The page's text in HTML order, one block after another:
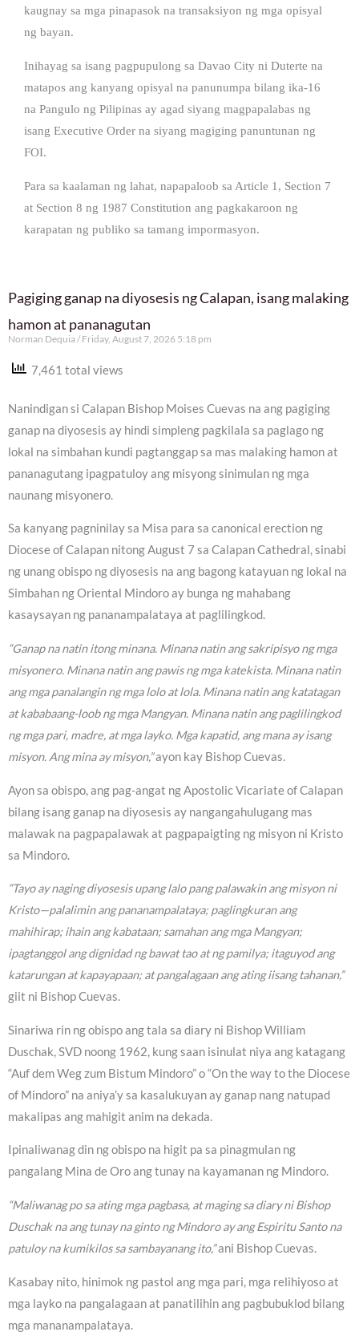
kaugnay sa mga pinapasok na transaksiyon ng mga opisyal
ng bayan.
Inihayag sa isang pagpupulong sa Davao City ni Duterte na
matapos ang kanyang opisyal na panunumpa bilang ika-16
na Pangulo ng Pilipinas ay agad siyang magpapalabas ng
isang Executive Order na siyang magiging panuntunan ng
FOI.
Para sa kaalaman ng lahat, napapaloob sa Article 1, Section 7
at Section 8 ng 1987 Constitution ang pagkakaroon ng
karapatan ng publiko sa tamang impormasyon.
Pagiging ganap na diyosesis ng Calapan, isang malaking
hamon at pananagutan
Norman Dequia Friday, August 7, 2026 5:18 pm
7,461 total views
Nanindigan si Calapan Bishop Moises Cuevas na ang pagiging
ganap na diyosesis ay hindi simpleng pagkilala sa paglago ng
lokal na simbahan kundi pagtanggap sa mas malaking hamon at
pananagutang ipagpatuloy ang misyong sinimulan ng mga
naunang misyonero.
Sa kanyang pagninilay sa Misa para sa canonical erection ng
Diocese of Calapan nitong August 7 sa Calapan Cathedral, sinabi
ng unang obispo ng diyosesis na ang bagong katayuan ng lokal na
Simbahan ng Oriental Mindoro ay bunga ng mahabang
kasaysayan ng pananampalataya at paglilingkod.
“Ganap na natin itong minana. Minana natin ang sakripisyo ng mga
misyonero. Minana natin ang pawis ng mga katekista. Minana natin
ang mga panalangin ng mga lolo at lola. Minana natin ang katatagan
at kababaang-loob ng mga Mangyan. Minana natin ang paglilingkod
ng mga pari, madre, at mga layko. Mga kapatid, ang mana ay isang
misyon. Ang mina ay misyon,”ayon kay Bishop Cuevas.
Ayon sa obispo, ang pag-angat ng Apostolic Vicariate of Calapan
bilang isang ganap na diyosesis ay nangangahulugang mas
malawak na pagpapalawak at pagpapaigting ng misyon ni Kristo
sa Mindoro.
“Tayo ay naging diyosesis upang lalo pang palawakin ang misyon ni
Kristo—palalimin ang pananampalataya; paglingkuran ang
mahihirap; ihain ang kabataan; samahan ang mga Mangyan;
ipagtanggol ang dignidad ng bawat tao at ng pamilya; itaguyod ang
katarungan at kapayapaan; at pangalagaan ang ating iisang tahanan,”
giit ni Bishop Cuevas.
Sinariwa rin ng obispo ang tala sa diary ni Bishop William
Duschak, SVD noong 1962, kung saan isinulat niya ang katagang
“Auf dem Weg zum Bistum Mindoro” o “On the way to the Diocese
of Mindoro” na aniya’y sa kasalukuyan ay ganap nang natupad
makalipas ang mahigit anim na dekada.
Ipinaliwanag din ng obispo na higit pa sa pinagmulan ng
pangalang Mina de Oro ang tunay na kayamanan ng Mindoro.
“Maliwanag po sa ating mga pagbasa, at maging sa diary ni Bishop
Duschak na ang tunay na ginto ng Mindoro ay ang Espiritu Santo na
patuloy na kumikilos sa sambayanang ito,”ani Bishop Cuevas.
Kasabay nito, hinimok ng pastol ang mga pari, mga relihiyoso at
mga layko na pangalagaan at panatilihin ang pagbubuklod bilang
mga mananampalataya.